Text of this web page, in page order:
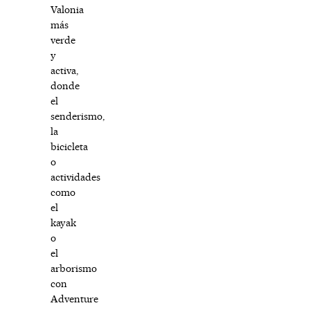
Valonia
más
verde
y
activa,
donde
el
senderismo,
la
bicicleta
o
actividades
como
el
kayak
o
el
arborismo
con
Adventure